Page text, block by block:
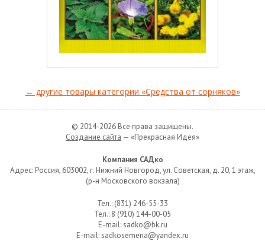
← другие товары категории «Средства от сорняков»
© 2014-2026 Все права защищены.
Создание сайта — «Прекрасная Идея»
Компания САДко
Адрес: Россия, 603002, г. Нижний Новгород, ул. Советская, д. 20, 1 этаж,
(р-н Московского вокзала)
Тел.: (831) 246-55-33
Тел.: 8 (910) 144-00-05
E-mail: sadko@bk.ru
E-mail: sadkosemena@yandex.ru